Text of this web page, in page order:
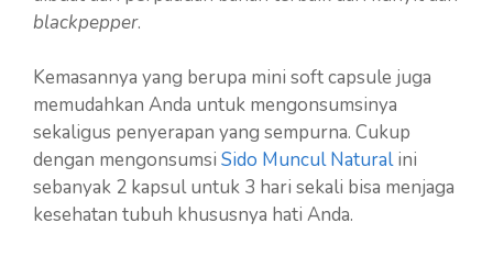
blackpepper.
Kemasannya yang berupa mini soft capsule juga
memudahkan Anda untuk mengonsumsinya
sekaligus penyerapan yang sempurna. Cukup
dengan mengonsumsi Sido Muncul Naturalini
sebanyak 2 kapsul untuk 3 hari sekali bisa menjaga
kesehatan tubuh khususnya hati Anda.